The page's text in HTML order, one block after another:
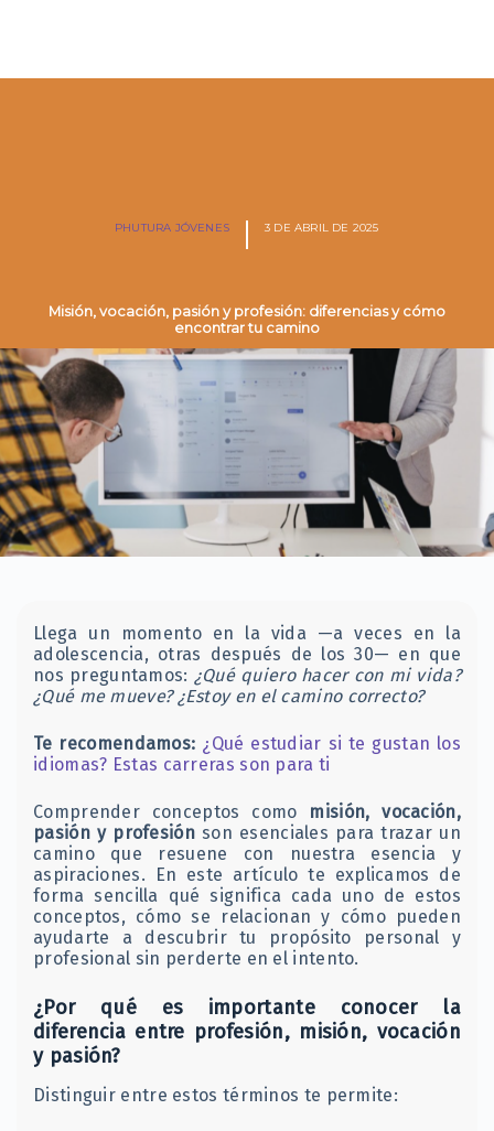
PHUTURA JÓVENES 3 DE ABRIL DE 2025
Misión, vocación, pasión y profesión: diferencias y cómo
encontrar tu camino
Llega un momento en la vida —a veces en la
adolescencia, otras después de los 30— en que
nos preguntamos: ¿Qué quiero hacer con mi vida?
¿Qué me mueve? ¿Estoy en el camino correcto?
Te recomendamos: ¿Qué estudiar si te gustan los
idiomas? Estas carreras son para ti
Comprender conceptos como misión, vocación,
pasión y profesión son esenciales para trazar un
camino que resuene con nuestra esencia y
aspiraciones.​ En este artículo te explicamos de
forma sencilla qué significa cada uno de estos
conceptos, cómo se relacionan y cómo pueden
ayudarte a descubrir tu propósito personal y
profesional sin perderte en el intento.
¿Por qué es importante conocer la
diferencia entre profesión, misión, vocación
y pasión?
Distinguir entre estos términos te permite:​